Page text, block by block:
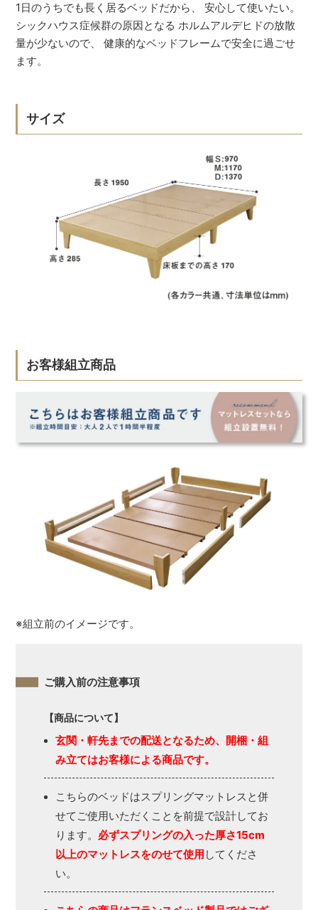
1日のうちでも長く居るベッドだから、 安心して使いたい。
シックハウス症候群の原因となる ホルムアルデヒドの放散
量が少ないので、 健康的なベッドフレームで安全に過ごせ
ます。
サイズ
お客様組立商品
※組立前のイメージです。
ご購入前の注意事項
【商品について】
玄関・軒先までの配送となるため、開梱・組
み立てはお客様による商品です。
こちらのベッドはスプリングマットレスと併
せてご使用いただくことを前提で設計してお
ります。 必ずスプリングの入った厚さ15cm
以上のマットレスをのせて使用 してくださ
い。